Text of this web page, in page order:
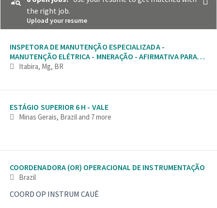
the right job.
Upload your resume
INSPETORA DE MANUTENÇÃO ESPECIALIZADA -
MANUTENÇÃO ELÉTRICA - MNERAÇÃO - AFIRMATIVA PARA
MULHERES
Itabira, Mg, BR
ESTÁGIO SUPERIOR 6 H - VALE
Minas Gerais, Braziland 7 more
COORDENADORA (OR) OPERACIONAL DE INSTRUMENTAÇÃO
Brazil
COORD OP INSTRUM CAUÊ